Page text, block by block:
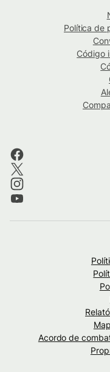
Política de
Código
Acordo de